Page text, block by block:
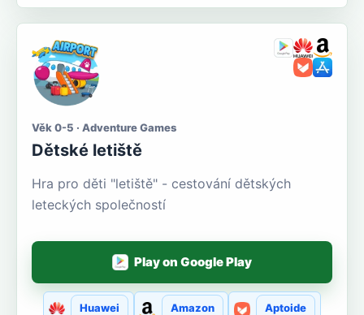
Věk 0-5 · Adventure Games
Dětské letiště
Hra pro děti "letiště" - cestování dětských
leteckých společností
Play on Google Play
Huawei Amazon Aptoide